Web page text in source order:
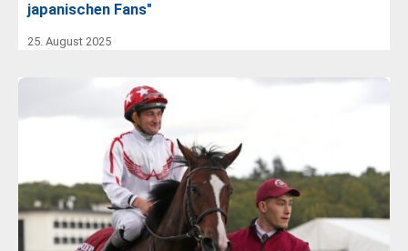
japanischen Fans"
25. August 2025